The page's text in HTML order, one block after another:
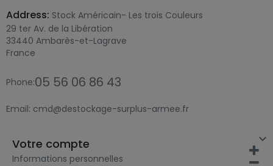
Address: Stock Américain- Les trois Couleurs
29 ter Av. de la Libération
33440 Ambarès-et-Lagrave
France
Phone:05 56 06 86 43
Email: cmd@destockage-surplus-armee.fr

Votre compte
Informations personnelles